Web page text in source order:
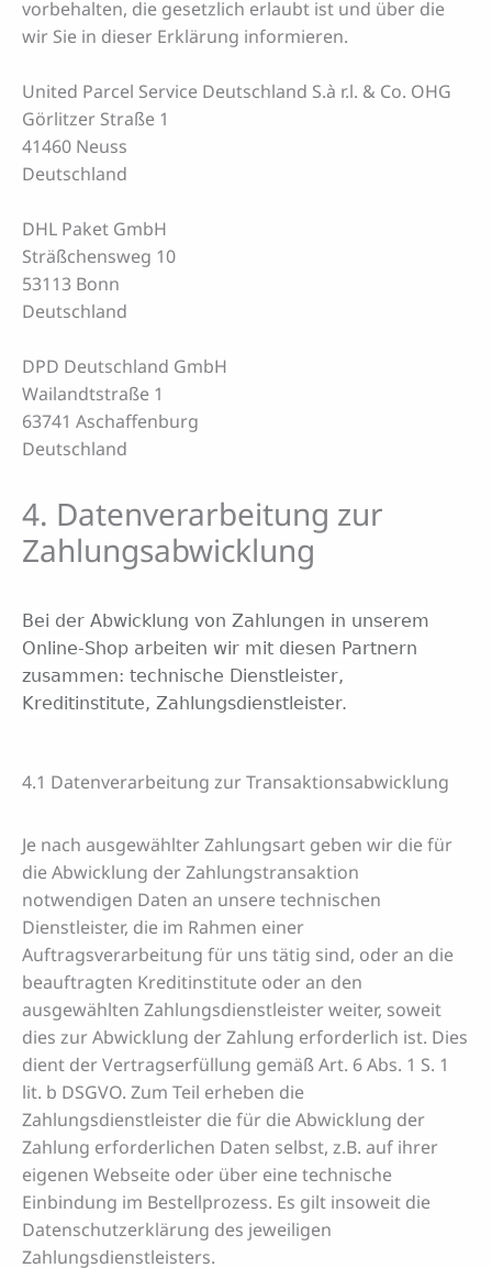
vorbehalten, die gesetzlich erlaubt ist und über die
wir Sie in dieser Erklärung informieren.
United Parcel Service Deutschland S.à r.l. & Co. OHG
Görlitzer Straße 1
41460 Neuss
Deutschland
DHL Paket GmbH
Sträßchensweg 10
53113 Bonn
Deutschland
DPD Deutschland GmbH
Wailandtstraße 1
63741 Aschaffenburg
Deutschland
4. Datenverarbeitung zur
Zahlungsabwicklung
Bei der Abwicklung von Zahlungen in unserem
Online-Shop arbeiten wir mit diesen Partnern
zusammen: technische Dienstleister,
Kreditinstitute, Zahlungsdienstleister.
4.1 Datenverarbeitung zur Transaktionsabwicklung
Je nach ausgewählter Zahlungsart geben wir die für
die Abwicklung der Zahlungstransaktion
notwendigen Daten an unsere technischen
Dienstleister, die im Rahmen einer
Auftragsverarbeitung für uns tätig sind, oder an die
beauftragten Kreditinstitute oder an den
ausgewählten Zahlungsdienstleister weiter, soweit
dies zur Abwicklung der Zahlung erforderlich ist. Dies
dient der Vertragserfüllung gemäß Art. 6 Abs. 1 S. 1
lit. b DSGVO. Zum Teil erheben die
Zahlungsdienstleister die für die Abwicklung der
Zahlung erforderlichen Daten selbst, z.B. auf ihrer
eigenen Webseite oder über eine technische
Einbindung im Bestellprozess. Es gilt insoweit die
Datenschutzerklärung des jeweiligen
Zahlungsdienstleisters.